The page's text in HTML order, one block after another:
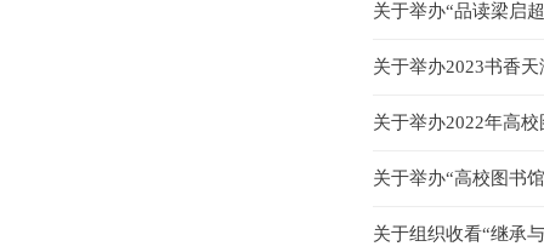
关于举办“品读梁启
关于举办2023书香
关于举办2022年高
关于举办“高校图书
关于组织收看“继承